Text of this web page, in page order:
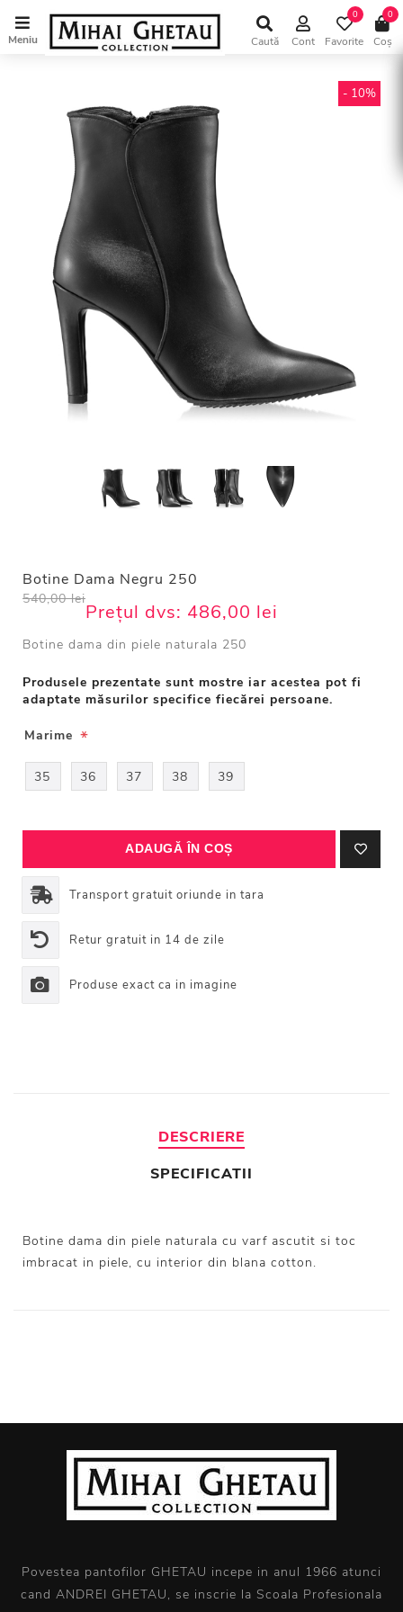
Meniu Caută Cont Favorite
0
Coș
0
- 10%
Botine Dama Negru 250
540,00 lei
Prețul dvs: 486,00 lei
Botine dama din piele naturala 250
Produsele prezentate sunt mostre iar acestea pot fi
adaptate măsurilor specifice fiecărei persoane.
Marime *
35 36 37 38 39
Transport gratuit oriunde in tara
Retur gratuit in 14 de zile
Produse exact ca in imagine
DESCRIERE
SPECIFICATII
Botine dama din piele naturala cu varf ascutit si toc
imbracat in piele, cu interior din blana cotton.
Povestea pantofilor GHETAU incepe in anul 1966 atunci
cand ANDREI GHETAU, se inscrie la Scoala Profesionala